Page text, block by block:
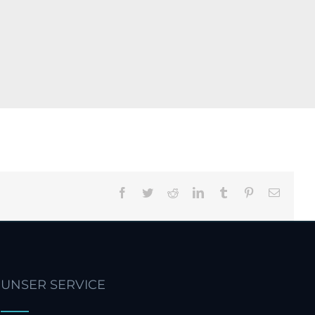
Facebook
TwitterRedditLinkedInTumblr Pinterest
E-
UNSER SERVICE